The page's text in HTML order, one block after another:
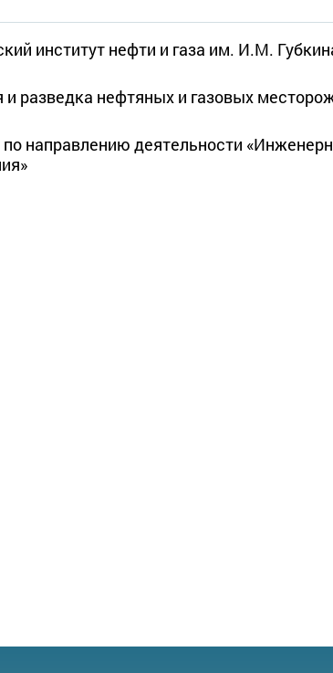
институт нефти и газа им. И.М.
и разведка нефтяных и газовых
направлению деятельности